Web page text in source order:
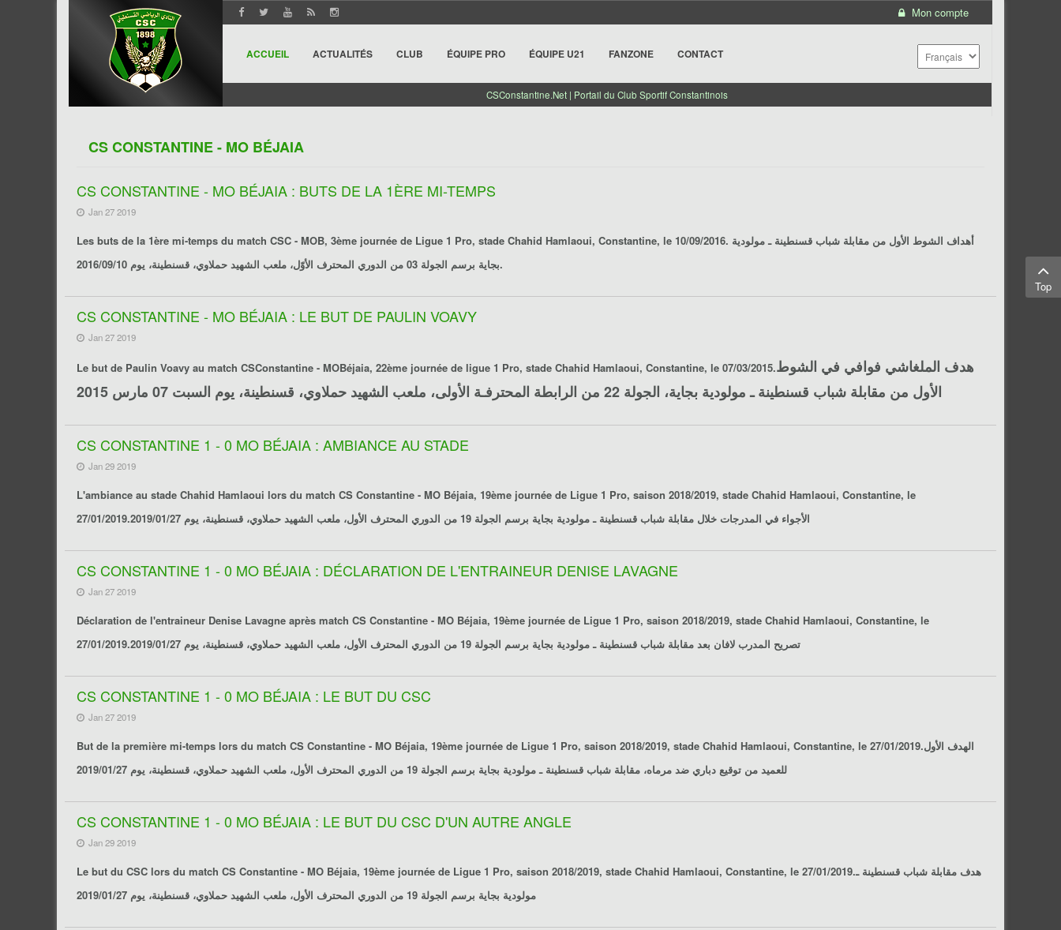
Mon compte
ACCUEIL ACTUALITÉS CLUB ÉQUIPE PRO ÉQUIPE U21 FANZONE CONTACT
CSConstantine.Net | Portail du Club Sportif Constantinois
CS CONSTANTINE - MO BÉJAIA
CS CONSTANTINE - MO BÉJAIA : BUTS DE LA 1ÈRE MI-TEMPS
Jan 27 2019
Les buts de la 1ère mi-temps du match CSC - MOB , 3ème journée de Ligue 1 Pro, stade Chahid Hamlaoui, Constantine, le 10/09/2016. أهداف الشوط الأول من مقابلة شباب قسنطينة ـ مولودية
بجايةبرسم الجولة 03 من الدوري المحترف الأوّل، ملعب الشهيد حملاوي، قسنطينة، يوم 2016/09/10.
CS CONSTANTINE - MO BÉJAIA : LE BUT DE PAULIN VOAVY
Jan 27 2019
Le but de Paulin Voavy au match CSConstantine - MOBéjaia, 22ème journée de ligue 1 Pro, stade Chahid Hamlaoui, Constantine, le 07/03/2015.هدف الملغاشي فوافي في الشوط
الأول من مقابلة شباب قسنطينة ـ مولودية بجاية، الجولة 22 من الرابطة المحترفـة الأولى، ملعب الشهيد حملاوي، قسنطينة، يوم السبت 07 مارس 2015
CS CONSTANTINE 1 - 0 MO BÉJAIA : AMBIANCE AU STADE
Jan 29 2019
L'ambiance au stade Chahid Hamlaoui lors du match CS Constantine - MO Béjaia, 19ème journée de Ligue 1 Pro, saison 2018/2019, stade Chahid Hamlaoui, Constantine, le
27/01/2019.الأجواء في المدرجات خلال مقابلة شباب قسنطينة ـ مولودية بجاية برسم الجولة 19 من الدوري المحترف الأول، ملعب الشهيد حملاوي، قسنطينة، يوم 2019/01/27
CS CONSTANTINE 1 - 0 MO BÉJAIA : DÉCLARATION DE L'ENTRAINEUR DENISE LAVAGNE
Jan 27 2019
Déclaration de l'entraineur Denise Lavagne après match CS Constantine - MO Béjaia, 19ème journée de Ligue 1 Pro, saison 2018/2019, stade Chahid Hamlaoui, Constantine, le
27/01/2019.تصريح المدرب لافان بعد مقابلة شباب قسنطينة ـ مولودية بجاية برسم الجولة 19 من الدوري المحترف الأول، ملعب الشهيد حملاوي، قسنطينة، يوم 2019/01/27
CS CONSTANTINE 1 - 0 MO BÉJAIA : LE BUT DU CSC
Jan 27 2019
But de la première mi-temps lors du match CS Constantine - MO Béjaia, 19ème journée de Ligue 1 Pro, saison 2018/2019, stade Chahid Hamlaoui, Constantine, le 27/01/2019.الهدف الأول
للعميد من توقيع دباري ضد مرماه، مقابلة شباب قسنطينة ـ مولودية بجاية برسم الجولة 19 من الدوري المحترف الأول، ملعب الشهيد حملاوي، قسنطينة، يوم 2019/01/27
CS CONSTANTINE 1 - 0 MO BÉJAIA : LE BUT DU CSC D'UN AUTRE ANGLE
Jan 29 2019
Le but du CSC lors du match CS Constantine - MO Béjaia , 19ème journée de Ligue 1 Pro, saison 2018/2019, stade Chahid Hamlaoui, Constantine, le 27/01/2019.هدف مقابلة شباب قسنطينة ـ
مولودية بجاية برسم الجولة 19 من الدوري المحترف الأول، ملعب الشهيد حملاوي، قسنطينة، يوم 2019/01/27
Top